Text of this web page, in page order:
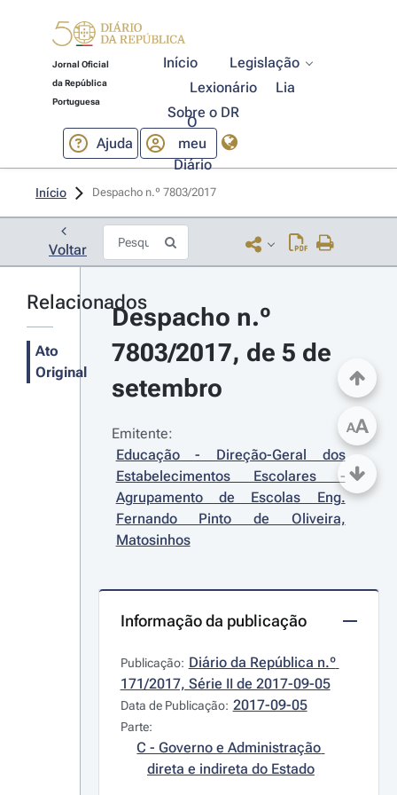
Jornal Oficial
da República
Portuguesa
Início
Legislação
Lexionário
Lia
Sobre o DR
Ajuda
O
meu
Diário
Início Despacho n.º 7803/2017
Voltar
Relacionados
Ato
Original
Despacho n.º
7803/2017, de 5 de
setembro
Emitente:
Educação - Direção-Geral dos
Estabelecimentos Escolares -
Agrupamento de Escolas Eng.
Fernando Pinto de Oliveira,
Matosinhos
Informação da publicação
Publicação: Diário da República n.º
171/2017, Série II de 2017-09-05
Data de Publicação: 2017-09-05
Parte:
C - Governo e Administração
direta e indireta do Estado
AA